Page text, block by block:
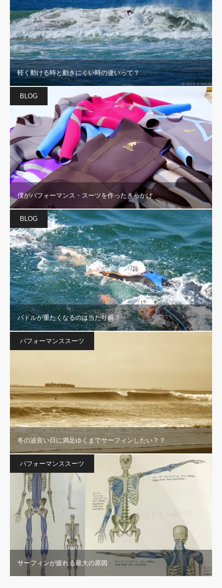
軽く動ける時と動きにくい時の違いって？
BLOG
僕がパフォーマンス・スーツを作ったきっかけ
BLOG
パドルが重たくなるのは当たり前？
パフォーマンススーツ
冬の波良い日に満足ゆくまでサーフィンしたい？？
パフォーマンススーツ
サーフィンが疲れる最大の原因